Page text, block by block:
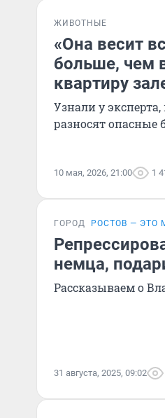
ЖИВОТНЫЕ
«Она весит
больше, чем
квартиру
Узнали у
разносят опасные
10 мая, 2026, 21:00 1
ГОРОД РОСТОВ — ЭТО
немца,
Рассказываем о
31 августа, 2025, 09:02